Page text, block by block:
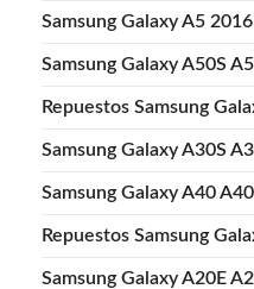
Samsung Galaxy A5
Samsung Galaxy A50S
Repuestos Samsung
Samsung Galaxy A30S
Samsung Galaxy A40
Repuestos Samsung
Samsung Galaxy A20E